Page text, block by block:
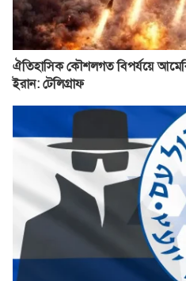
ঐতিহাসিক কৌশলগত বিপর্যয়ে
ইরান: টেলিগ্রাফ